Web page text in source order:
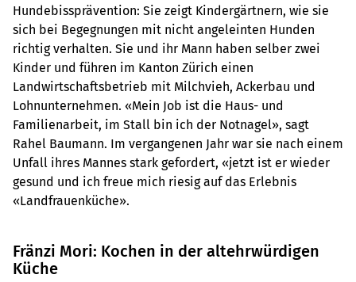
Hundebissprävention: Sie zeigt Kindergärtnern, wie sie
sich bei Begegnungen mit nicht angeleinten Hunden
richtig verhalten. Sie und ihr Mann haben selber zwei
Kinder und führen im Kanton Zürich einen
Landwirtschaftsbetrieb mit Milchvieh, Ackerbau und
Lohnunternehmen. «Mein Job ist die Haus- und
Familienarbeit, im Stall bin ich der Notnagel», sagt
Rahel Baumann. Im vergangenen Jahr war sie nach einem
Unfall ihres Mannes stark gefordert, «jetzt ist er wieder
gesund und ich freue mich riesig auf das Erlebnis
«Landfrauenküche».
Fränzi Mori: Kochen in der altehrwürdigen
Küche